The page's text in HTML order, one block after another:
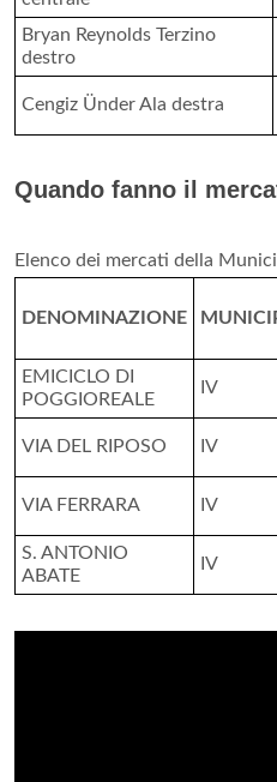
Bryan Reynolds Terzino
destro
Cengiz Ünder Ala destra
Quando fanno il
Elenco dei mercati della
DENOMINAZIONE
EMICICLO DI
POGGIOREALE
IV
VIA DEL RIPOSO IV
VIA FERRARA IV
S. ANTONIO
ABATE
IV